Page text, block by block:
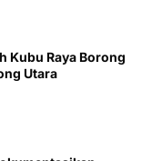
Kubu Raya Borong
Utara